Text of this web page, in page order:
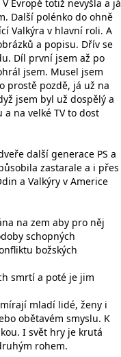
Evropě totiž nevyšla a já
Další polénko do ohně
Valkýra v hlavní roli. A
a popisu. Dřív se
Díl první jsem až po
jsem. Musel jsem
prostě pozdě, já už na
jsem byl už dospělý a
na velké TV to dost
další generace PS a
zastarale a i přes
a Valkýry v Americe
na zem aby pro něj
schopných
božských
smrtí a poté je jim
mladí lidé, ženy i
obětavém smyslu. K
I svět hry je krutá
rohem.